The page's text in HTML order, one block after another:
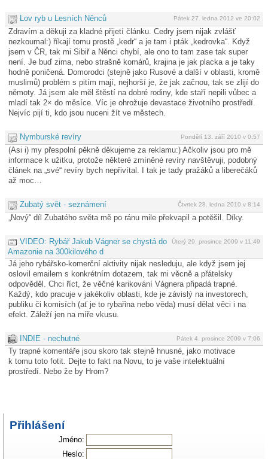
Pátek 27. ledna 2012 ve 20:02
Lov ryb u Lesních Něnců
Zdravím a děkuji za kladné přijetí článku. Cedry jsem nijak zvlášť
nezkoumal:) říkají tomu prostě „kedr“ a je tam i pták „kedrovka“. Když
jsem v ČR, tak mi Sibiř a Něnci chybí, ale ono to tam zase tak super
není. Je buď zima, nebo strašně komárů, krajina je jak placka a je taky
hodně poničená. Domorodci (stejně jako Rusové a další v oblasti, kromě
muslimů) problém s pitím mají, nejhorší je, že jak začnou, tak se zlijí do
němoty. Já jsem ale měl štěstí na dobré rodiny, kde staří nepili vůbec a
mladí tak 2× do měsíce. Víc je ohrožuje devastace životního prostředí.
Nejvíc pijí ti, kdo jsou nuceni žít ve městech.
Pondělí 13. září 2010 v 0:57
Nymburské revíry
(Asi i) my přespolní pěkně děkujeme za reklamu:) Ačkoliv jsou pro mě
informace k užitku, protože některé zmíněné revíry navštěvuji, podobný
článek na „své“ revíry bych nepřivítal. I tak je tady pražáků a liberečáků
až moc…
Čtvrtek 28. ledna 2010 v 8:14
Zubatý svět - seznámení
„Nový“ díl Zubatého světa mě po ránu mile překvapil a potěšil. Díky.
Úterý 29. prosince 2009 v 11:49
VIDEO: Rybář Jakub Vágner se chystá do
Amazonie na 300kilového d
Já jeho rybářsko-komerční aktivity nijak nesleduju, ale když jsem jej
oslovil emailem s konkrétním dotazem, tak mi věcně a přátelsky
odpověděl. Chci říct, že věčné karikování Vágnera připadá trapné.
Každý, kdo pracuje v jakékoliv oblasti, kde je závislý na investorech,
publiku či komisích (ať je to rybařina nebo věda) musí dělat věci i na
efekt. Záleží jen na míře vkusu.
Pátek 4. prosince 2009 v 7:06
INDIE - nechutné
Ty trapné komentáře jsou skoro tak stejně hnusné, jako motivace
k tomu toto fotit. Dejte to fakt na Novu, to je vaše intelektuální
prostředí. Nebo že by Hrom?
Přihlášení
Jméno:
Heslo: